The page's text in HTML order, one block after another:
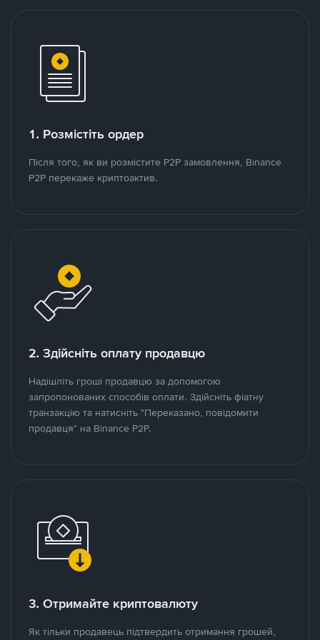
1. Розмістіть ордер
Після того, як ви розмістите P2P замовлення, Binance
P2P перекаже криптоактив.
2. Здійсніть оплату продавцю
Надішліть гроші продавцю за допомогою
запропонованих способів оплати. Здійсніть фіатну
транзакцію та натисніть "Переказано, повідомити
продавця" на Binance P2P.
3. Отримайте криптовалюту
Як тільки продавець підтвердить отримання грошей,